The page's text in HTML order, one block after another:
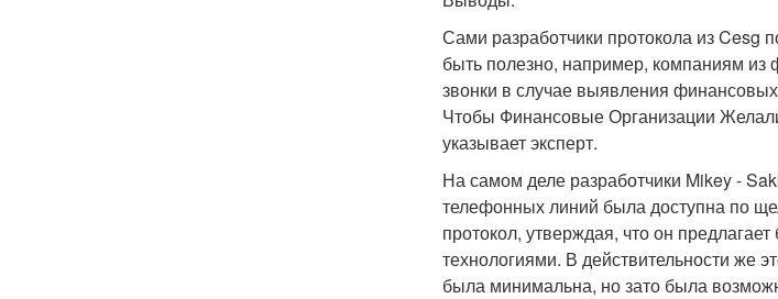
Сами разработчики протокола из Cesg
быть полезно, например, компаниям
звонки в случае выявления
Чтобы Финансовые Организации
указывает эксперт.
На самом деле разработчики Mikey -
телефонных линий была доступна по
протокол, утверждая, что он
технологиями. В действительности же
была минимальна, но зато была